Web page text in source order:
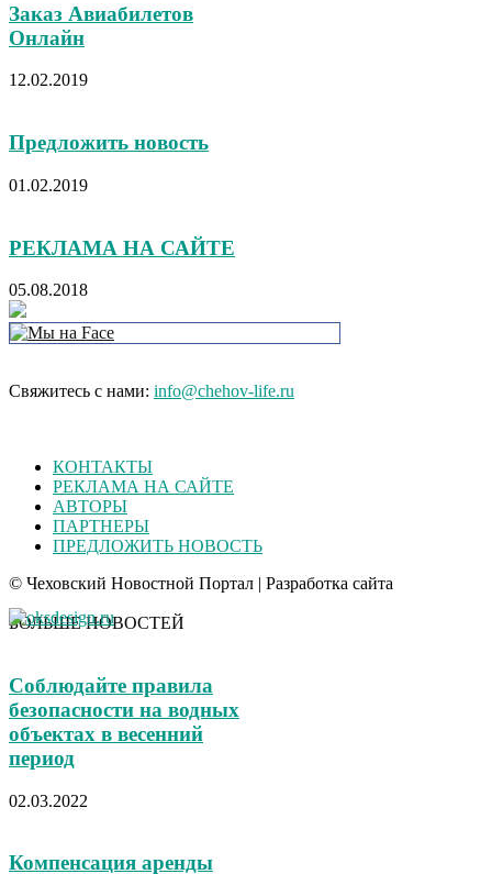
Заказ Авиабилетов
Онлайн
12.02.2019
Предложить новость
01.02.2019
РЕКЛАМА НА САЙТЕ
05.08.2018
Свяжитесь с нами: info@chehov-life.ru
КОНТАКТЫ
РЕКЛАМА НА САЙТЕ
АВТОРЫ
ПАРТНЕРЫ
ПРЕДЛОЖИТЬ НОВОСТЬ
© Чеховский Новостной Портал | Разработка сайта
БОЛЬШЕ НОВОСТЕЙ
Соблюдайте правила
безопасности на водных
объектах в весенний
период
02.03.2022
Компенсация аренды